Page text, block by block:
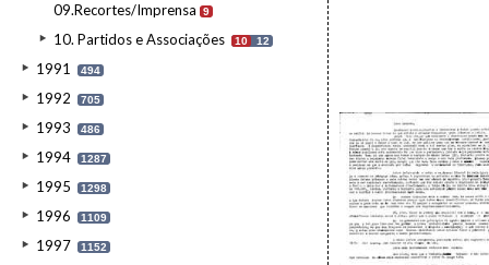
09.Recortes/Imprensa 9
10. Partidos e Associações 10 12
1991 494
1992 705
1993 486
1994 1287
1995 1298
1996 1109
1997 1152